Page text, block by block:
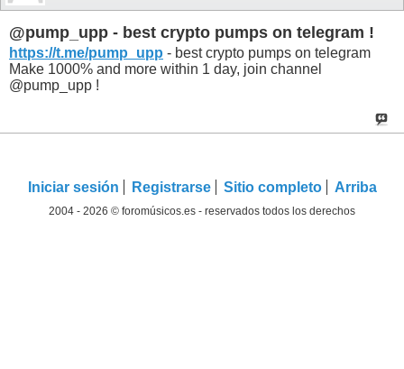
@pump_upp - best crypto pumps on telegram !
https://t.me/pump_upp - best crypto pumps on telegram
Make 1000% and more within 1 day, join channel
@pump_upp !
Iniciar sesión Registrarse Sitio completo Arriba
2004 - 2026 © foromúsicos.es - reservados todos los derechos